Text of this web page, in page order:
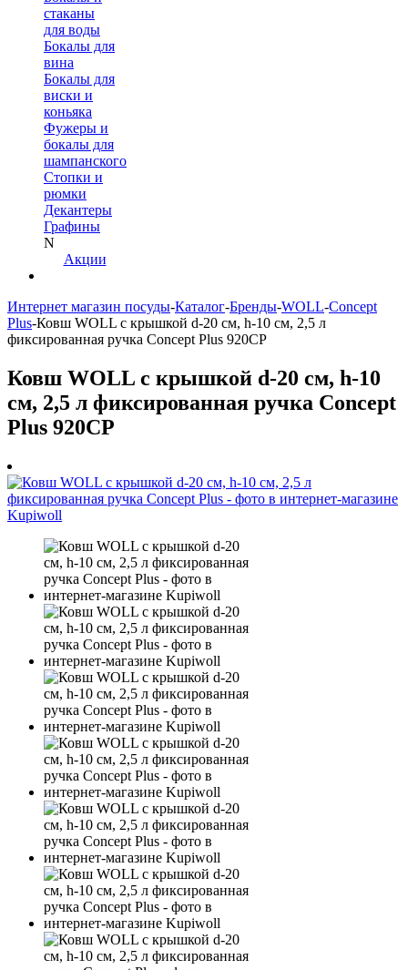
стаканы
для воды
Бокалы для
вина
Бокалы для
виски и
коньяка
Фужеры и
бокалы для
шампанского
Стопки и
рюмки
Декантеры
Графины
N
Акции
Интернет магазин посуды-Каталог-Бренды-WOLL-Concept
Plus-Ковш WOLL с крышкой d-20 см, h-10 см, 2,5 л
фиксированная ручка Concept Plus 920CP
Ковш WOLL с крышкой d-20 см, h-10
см, 2,5 л фиксированная ручка Concept
Plus 920CP